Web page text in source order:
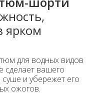
ярком
для водных видов
сделает вашего
и убережет его
ожогов.